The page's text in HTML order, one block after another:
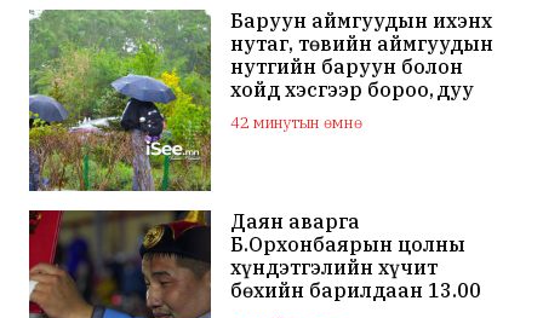
Баруун аймгуудын ихэнх
нутаг, төвийн аймгуудын
нутгийн баруун болон
хойд хэсгээр бороо, дуу
цахилгаантай аадар бороо
42 минутын өмнө
Даян аварга
Б.Орхонбаярын цолны
хүндэтгэлийн хүчит
бөхийн барилдаан 13.00